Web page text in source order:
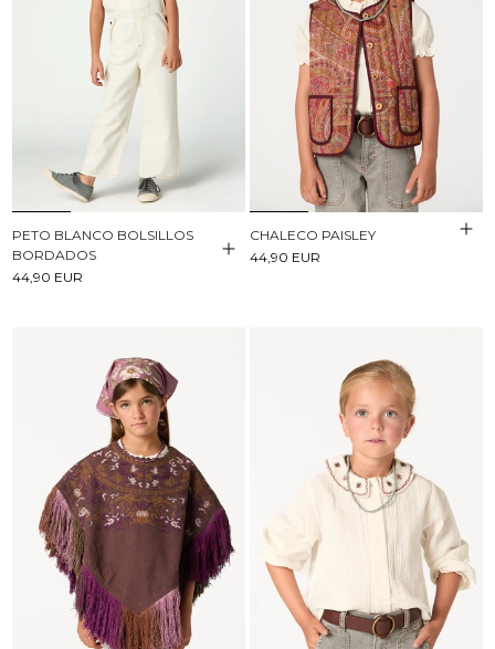
PETO BLANCO BOLSILLOS
BORDADOS
44,90 EUR
CHALECO PAISLEY
44,90 EUR